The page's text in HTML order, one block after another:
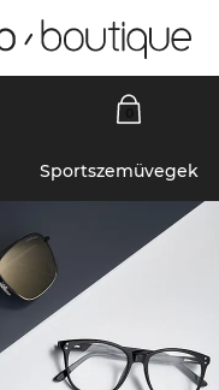
Sportszemüvegek